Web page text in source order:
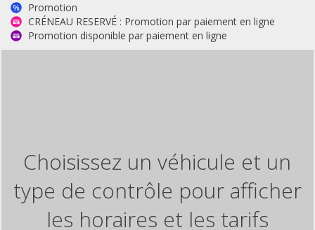
Promotion
CRÉNEAU RESERVÉ : Promotion par paiement en ligne
Promotion disponible par paiement en ligne
Choisissez un véhicule et un
type de contrôle pour afficher
les horaires et les tarifs